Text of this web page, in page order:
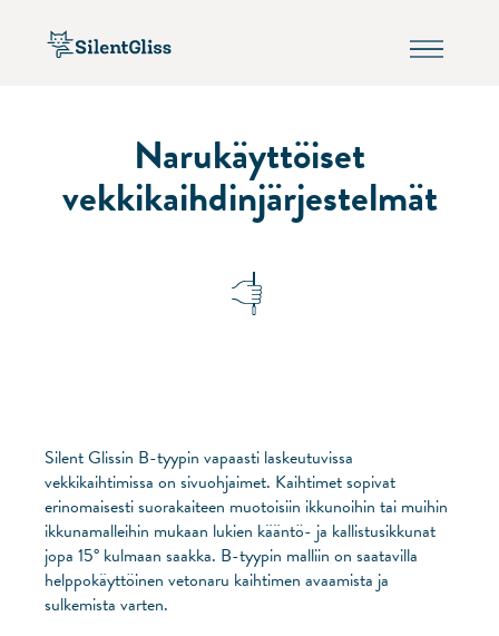
Narukäyttöiset
vekkikaihdinjärjestelmät
Silent Glissin B-tyypin vapaasti laskeutuvissa
vekkikaihtimissa on sivuohjaimet. Kaihtimet sopivat
erinomaisesti suorakaiteen muotoisiin ikkunoihin tai muihin
ikkunamalleihin mukaan lukien kääntö- ja kallistusikkunat
jopa 15° kulmaan saakka. B-tyypin malliin on saatavilla
helppokäyttöinen vetonaru kaihtimen avaamista ja
sulkemista varten.